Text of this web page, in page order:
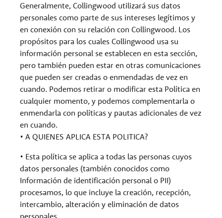
Generalmente, Collingwood utilizará sus datos
personales como parte de sus intereses legítimos y
en conexión con su relación con Collingwood. Los
propósitos para los cuales Collingwood usa su
información personal se establecen en esta sección,
pero también pueden estar en otras comunicaciones
que pueden ser creadas o enmendadas de vez en
cuando. Podemos retirar o modificar esta Política en
cualquier momento, y podemos complementarla o
enmendarla con políticas y pautas adicionales de vez
en cuando.
• A QUIENES APLICA ESTA POLITICA?
• Esta política se aplica a todas las personas cuyos
datos personales (también conocidos como
Información de identificación personal o PII)
procesamos, lo que incluye la creación, recepción,
intercambio, alteración y eliminación de datos
personales.